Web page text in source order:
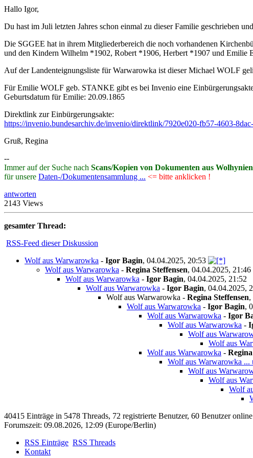
Hallo Igor,
Du hast im Juli letzten Jahres schon einmal zu dieser Familie geschrieben
Die SGGEE hat in ihrem Mitgliederbereich die noch vorhandenen
und den Kindern Wilhelm *1902, Robert *1906, Herbert *1907 und Emilie
Auf der Landenteignungsliste für Warwarowka ist dieser Michael WOLF
Für Emilie WOLF geb. STANKE gibt es bei Invenio eine
Geburtsdatum für Emilie: 20.09.1865
Direktlink zur Einbürgerungsakte:
https://invenio.bundesarchiv.de/invenio/direktlink/7920e020-fb57-4603-
Gruß, Regina
--
Immer auf der Suche nach Scans/Kopien von Dokumenten aus Wolhynien
für unsere Daten-/Dokumentensammlung ... <= bitte anklicken !
antworten
2143 Views
gesamter Thread:
RSS-Feed dieser Diskussion
Wolf aus Warwarowka - Igor Bagin, 04.04.2025, 20:53
Wolf aus Warwarowka - Regina Steffensen, 04.04.2025, 21:46
Wolf aus Warwarowka - Igor Bagin, 04.04.2025, 21:52
Wolf aus Warwarowka - Igor Bagin, 04.04.2025,
Wolf aus Warwarowka - Regina Steffensen,
Wolf aus Warwarowka - Igor Bagin,
Wolf aus Warwarowka - Igor
Wolf aus Warwarowka -
Wolf aus
Wolf aus
Wolf aus Warwarowka -
Wolf aus Warwarowka ...
Wolf aus
Wolf aus
Wolf
40415 Einträge in 5478 Threads, 72 registrierte Benutzer, 60 Benutzer
Forumszeit: 09.08.2026, 12:09 (Europe/Berlin)
RSS Einträge RSS Threads
Kontakt